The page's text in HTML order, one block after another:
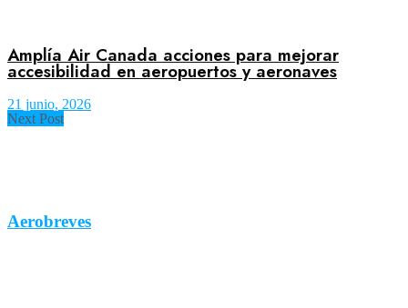
Amplía Air Canada acciones para mejorar
accesibilidad en aeropuertos y aeronaves
21 junio, 2026
Next Post
Aerobreves